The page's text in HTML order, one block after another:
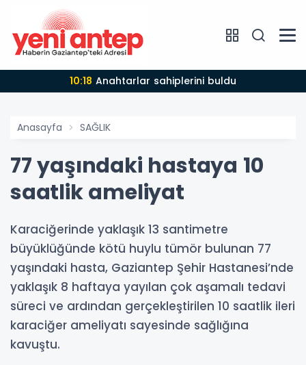
10:18 Anahtarlar sahiplerini buldu
Anasayfa SAĞLIK
77 yaşındaki hastaya 10
saatlik ameliyat
Karaciğerinde yaklaşık 13 santimetre
büyüklüğünde kötü huylu tümör bulunan 77
yaşındaki hasta, Gaziantep Şehir Hastanesi’nde
yaklaşık 8 haftaya yayılan çok aşamalı tedavi
süreci ve ardından gerçekleştirilen 10 saatlik ileri
karaciğer ameliyatı sayesinde sağlığına
kavuştu.